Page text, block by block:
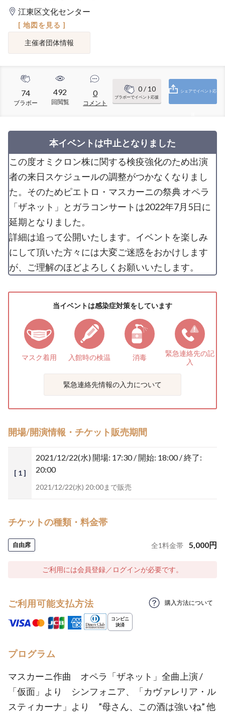
江東区文化センター
[ 地図を見る ]
主催者団体情報
74
ブラボー
492
回閲覧
0
コメント
0/ 10
ブラボーでイベント応援
シェアでイベント応
本イベントは中止となりました
この度オミクロン株に関する検疫強化のため出演
者の来日スケジュールの調整がつかなくなりまし
た。そのためピエトロ・マスカーニの祭典 オペラ
「ザネット」とガラコンサートは2022年7月5日に
延期となりました。
詳細は追って公開いたします。イベントを楽しみ
にして頂いた方々には大変ご迷惑をおかけします
が、ご理解のほどよろしくお願いいたします。
当イベントは感染症対策をしています
マスク着用 入館時の検温 消毒 緊急連絡先の記
入
緊急連絡先情報の入力について
開場/開演情報・チケット販売期間
[ 1 ]
2021/12/22(水) 開場: 17:30 / 開始: 18:00 / 終了:
20:00
2021/12/22(水) 20:00まで販売
チケットの種類・料金帯
自由席 全1料金帯 5,000円
ご利用には会員登録／ログインが必要です。
ご利用可能支払方法 購入方法について
プログラム
マスカーニ作曲 オペラ「ザネット」全曲上演 /
「仮面」より シンフォニア、「カヴァレリア・ル
スティカーナ」より ”母さん、この酒は強いね” 他